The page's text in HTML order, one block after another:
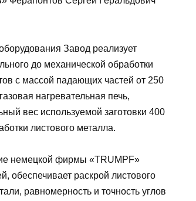
Завод реализует
до механической обработки
с массой падающих частей от 250
нагревательная печь,
вес используемой заготовки 400
листового металла.
немецкой фирмы «TRUMPF»
обеспечивает раскрой листового
равномерность и точность углов